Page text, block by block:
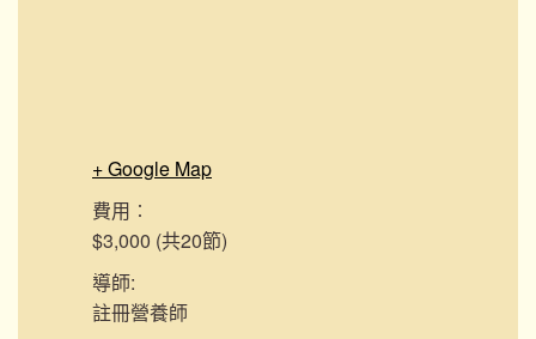
+ Google Map
費用︰
$3,000 (共20節)
導師:
註冊營養師